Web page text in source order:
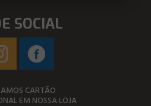
SOCIAL
CARTÃO
EM NOSSA LOJA